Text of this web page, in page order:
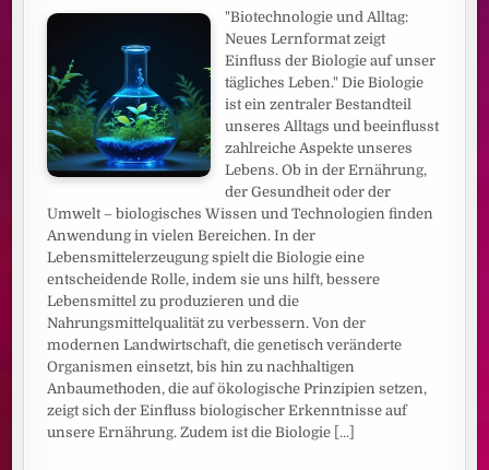
"Biotechnologie und Alltag:
Neues Lernformat zeigt
Einfluss der Biologie auf unser
tägliches Leben." Die Biologie
ist ein zentraler Bestandteil
unseres Alltags und beeinflusst
zahlreiche Aspekte unseres
Lebens. Ob in der Ernährung,
der Gesundheit oder der
Umwelt – biologisches Wissen und Technologien finden
Anwendung in vielen Bereichen. In der
Lebensmittelerzeugung spielt die Biologie eine
entscheidende Rolle, indem sie uns hilft, bessere
Lebensmittel zu produzieren und die
Nahrungsmittelqualität zu verbessern. Von der
modernen Landwirtschaft, die genetisch veränderte
Organismen einsetzt, bis hin zu nachhaltigen
Anbaumethoden, die auf ökologische Prinzipien setzen,
zeigt sich der Einfluss biologischer Erkenntnisse auf
unsere Ernährung. Zudem ist die Biologie [...]